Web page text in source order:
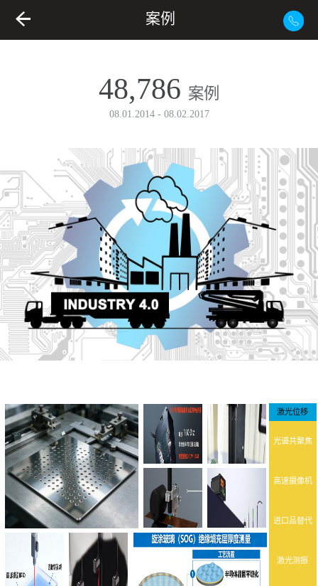
案例
48,786 案例
08.01.2014 - 08.02.2017
激光位移
光谱共聚焦
高速摄像机
进口品替代
激光测振